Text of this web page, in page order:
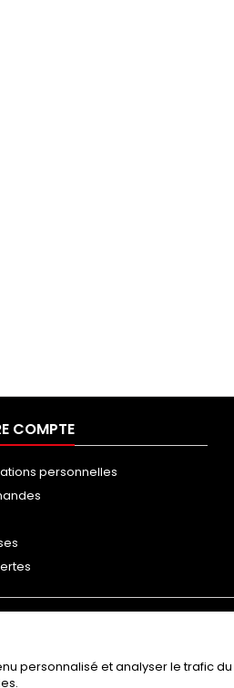
COMPTE
personnelles
personnalisé et analyser le trafic du